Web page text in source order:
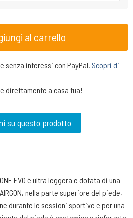
al carrello
senza interessi con PayPal. Scopri di
direttamente a casa tua!
su questo prodotto
EVO è ultra leggera e dotata di una
nella parte superiore del piede,
durante le sessioni sportive e per una